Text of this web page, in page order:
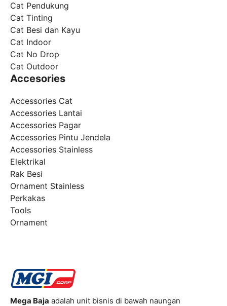
Cat Pendukung
Cat Tinting
Cat Besi dan Kayu
Cat Indoor
Cat No Drop
Cat Outdoor
Accesories
Accessories Cat
Accessories Lantai
Accessories Pagar
Accessories Pintu Jendela
Accessories Stainless
Elektrikal
Rak Besi
Ornament Stainless
Perkakas
Tools
Ornament
Mega Baja adalah unit bisnis di bawah naungan